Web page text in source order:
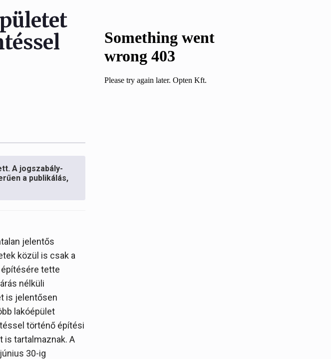
A jogszabály-
a publikálás,
jelentős
közül is csak a
tette
nélküli
is jelentősen
lakóépület
történő építési
is tartalmaznak. A
30-ig